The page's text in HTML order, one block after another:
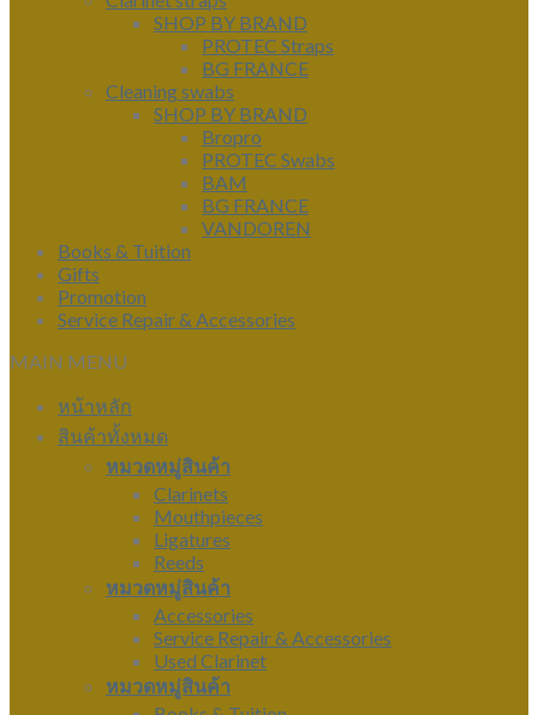
SHOP BY BRAND
PROTEC Straps
BG FRANCE
Cleaning swabs
SHOP BY BRAND
Bropro
PROTEC Swabs
BAM
BG FRANCE
VANDOREN
Books & Tuition
Gifts
Promotion
Service Repair & Accessories
MAIN MENU
หน้าหลัก
สินค้าทั้งหมด
หมวดหมู่สินค้า
Clarinets
Mouthpieces
Ligatures
Reeds
หมวดหมู่สินค้า
Accessories
Service Repair & Accessories
Used Clarinet
หมวดหมู่สินค้า